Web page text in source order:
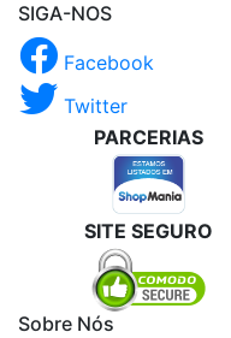
SIGA-NOS
Facebook
Twitter
PARCERIAS
SITE SEGURO
Sobre Nós